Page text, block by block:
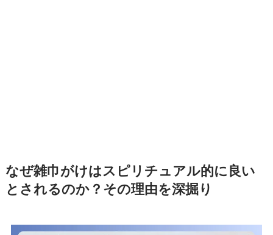
なぜ雑巾がけはスピリチュアル的に良い
とされるのか？その理由を深掘り